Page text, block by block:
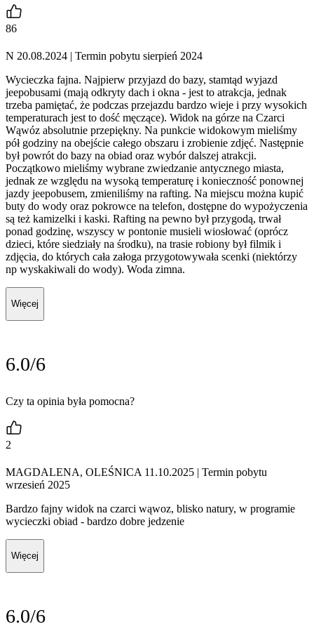
86
N 20.08.2024 | Termin pobytu sierpień 2024
Wycieczka fajna. Najpierw przyjazd do bazy, stamtąd wyjazd
jeepobusami (mają odkryty dach i okna - jest to atrakcja, jednak
trzeba pamiętać, że podczas przejazdu bardzo wieje i przy wysokich
temperaturach jest to dość męczące). Widok na górze na Czarci
Wąwóz absolutnie przepiękny. Na punkcie widokowym mieliśmy
pół godziny na obejście całego obszaru i zrobienie zdjęć. Następnie
był powrót do bazy na obiad oraz wybór dalszej atrakcji.
Początkowo mieliśmy wybrane zwiedzanie antycznego miasta,
jednak ze względu na wysoką temperaturę i konieczność ponownej
jazdy jeepobusem, zmieniliśmy na rafting. Na miejscu można kupić
buty do wody oraz pokrowce na telefon, dostępne do wypożyczenia
są też kamizelki i kaski. Rafting na pewno był przygodą, trwał
ponad godzinę, wszyscy w pontonie musieli wiosłować (oprócz
dzieci, które siedziały na środku), na trasie robiony był filmik i
zdjęcia, do których cała załoga przygotowywała scenki (niektórzy
np wyskakiwali do wody). Woda zimna.
Więcej
6.0/6
Czy ta opinia była pomocna?
2
MAGDALENA, OLEŚNICA 11.10.2025 | Termin pobytu
wrzesień 2025
Bardzo fajny widok na czarci wąwoz, blisko natury, w programie
wycieczki obiad - bardzo dobre jedzenie
Więcej
6.0/6